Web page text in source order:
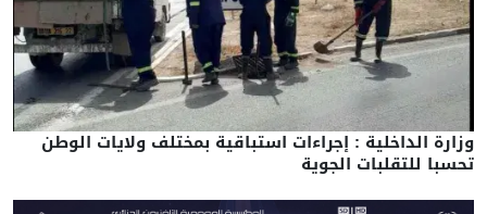
وزارة الداخلية : إجراءات استباقية بمختلف ولايات الوطن
تحسبا للتقلبات الجوية